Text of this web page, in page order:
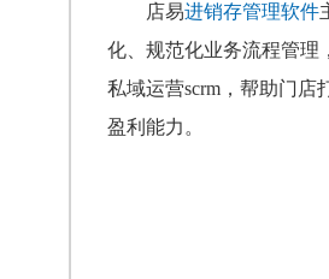
店易进销存管理软件
化、规范化业务流程管理
私域运营scrm，帮助门店
盈利能力。